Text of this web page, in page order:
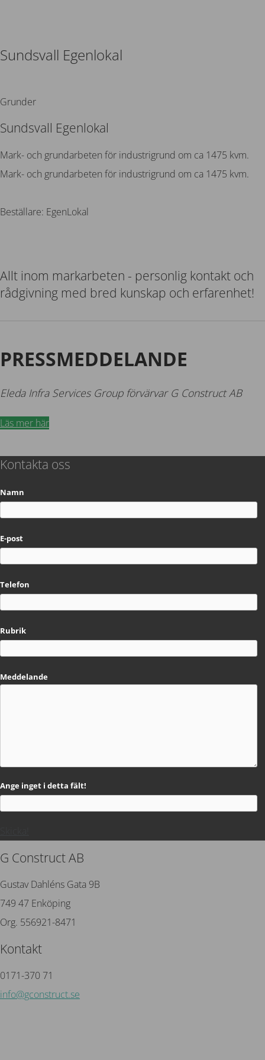
Sundsvall Egenlokal
Grunder
Sundsvall Egenlokal
Mark- och grundarbeten för industrigrund om ca 1475 kvm.
Mark- och grundarbeten för industrigrund om ca 1475 kvm.
Beställare: EgenLokal
Allt inom markarbeten - personlig kontakt och
rådgivning med bred kunskap och erfarenhet!
PRESSMEDDELANDE
Eleda Infra Services Group förvärvar G Construct AB
Läs mer här
Kontakta oss
Namn
E-post
Telefon
Rubrik
Meddelande
Ange inget i detta fält!
G Construct AB
Gustav Dahléns Gata 9B
749 47 Enköping
Org. 556921-8471
Kontakt
0171-370 71
info@gconstruct.se